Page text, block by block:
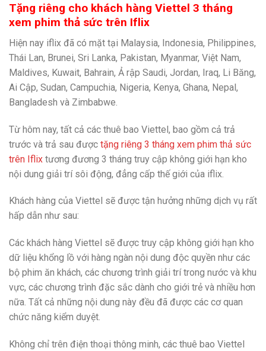
Tặng riêng cho khách hàng Viettel 3 tháng
xem phim thả sức trên Iflix
Hiện nay iflix đã có mặt tại Malaysia, Indonesia, Philippines,
Thái Lan, Brunei, Sri Lanka, Pakistan, Myanmar, Việt Nam,
Maldives, Kuwait, Bahrain, Ả rập Saudi, Jordan, Iraq, Li Băng,
Ai Cập, Sudan, Campuchia, Nigeria, Kenya, Ghana, Nepal,
Bangladesh và Zimbabwe.
Từ hôm nay, tất cả các thuê bao Viettel, bao gồm cả trả
trước và trả sau được tặng riêng 3 tháng xem phim thả sức
trên Iflix tương đương 3 tháng truy cập không giới hạn kho
nội dung giải trí sôi động, đẳng cấp thế giới của iflix.
Khách hàng của Viettel sẽ được tận hưởng những dịch vụ rất
hấp dẫn như sau:
Các khách hàng Viettel sẽ được truy cập không giới hạn kho
dữ liệu khổng lồ với hàng ngàn nội dung độc quyền như các
bộ phim ăn khách, các chương trình giải trí trong nước và khu
vực, các chương trình đặc sắc dành cho giới trẻ và nhiều hơn
nữa. Tất cả những nội dung này đều đã được các cơ quan
chức năng kiểm duyệt.
Không chỉ trên điện thoại thông minh, các thuê bao Viettel